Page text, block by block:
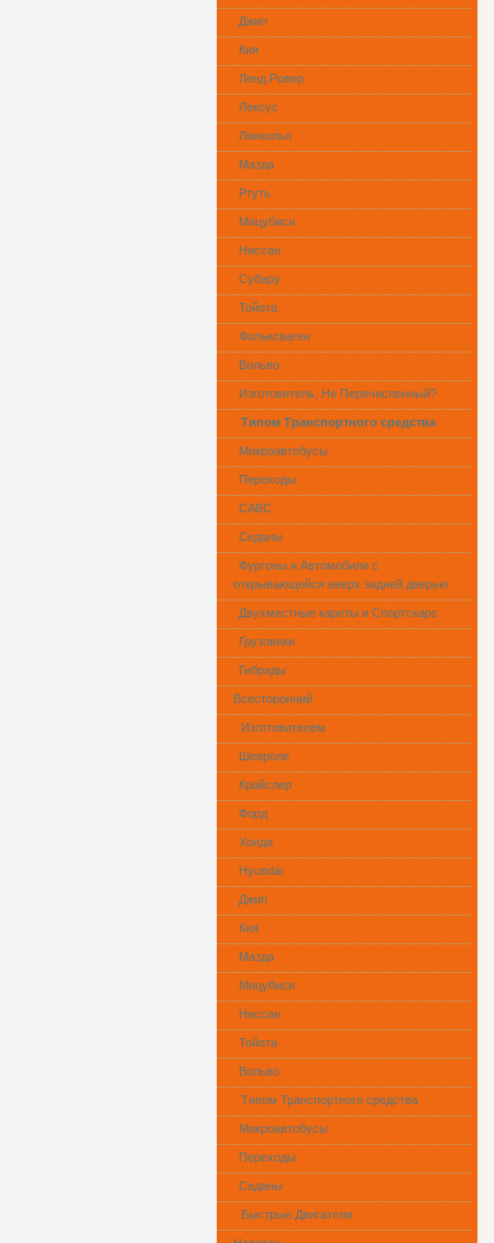
Джип
Кия
Ленд Ровер
Лексус
Линкольн
Мазда
Ртуть
Мицубиси
Ниссан
Субару
Тойота
Фольксваген
Вольво
Изготовитель, Не Перечисленный?
Типом Транспортного средства
Микроавтобусы
Переходы
САВС
Седаны
Фургоны и Автомобили с
открывающейся вверх задней дверью
Двухместные кареты и Спортскарс
Грузовики
Гибриды
Всесторонний
Изготовителем
Шевроле
Крайслер
Форд
Хонда
Hyundai
Джип
Кия
Мазда
Мицубиси
Ниссан
Тойота
Вольво
Типом Транспортного средства
Микроавтобусы
Переходы
Седаны
Быстрые Двигатели